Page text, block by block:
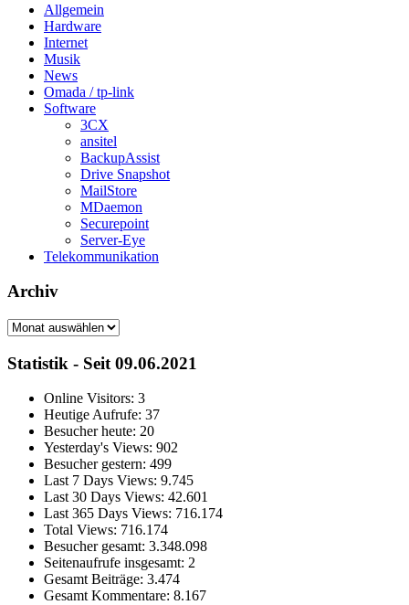
Allgemein
Hardware
Internet
Musik
News
Omada / tp-link
Software
3CX
ansitel
BackupAssist
Drive Snapshot
MailStore
MDaemon
Securepoint
Server-Eye
Telekommunikation
Archiv
Archiv
Statistik - Seit 09.06.2021
Online Visitors: 3
Heutige Aufrufe: 37
Besucher heute: 20
Yesterday's Views: 902
Besucher gestern: 499
Last 7 Days Views: 9.745
Last 30 Days Views: 42.601
Last 365 Days Views: 716.174
Total Views: 716.174
Besucher gesamt: 3.348.098
Seitenaufrufe insgesamt: 2
Gesamt Beiträge: 3.474
Gesamt Kommentare: 8.167